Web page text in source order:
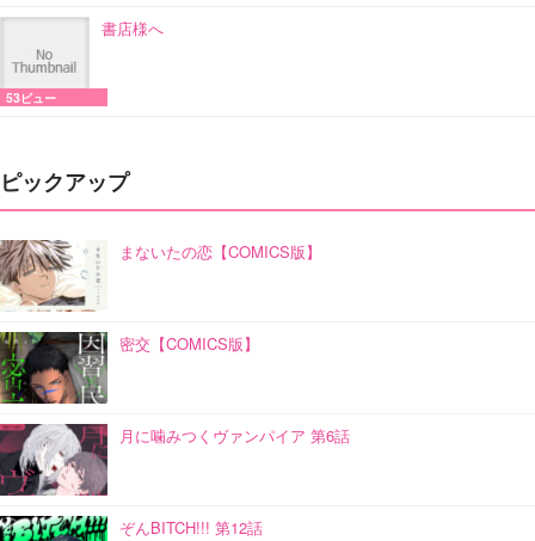
書店様へ
53ビュー
ピックアップ
まないたの恋【COMICS版】
密交【COMICS版】
月に噛みつくヴァンパイア 第6話
ぞんBITCH!!! 第12話